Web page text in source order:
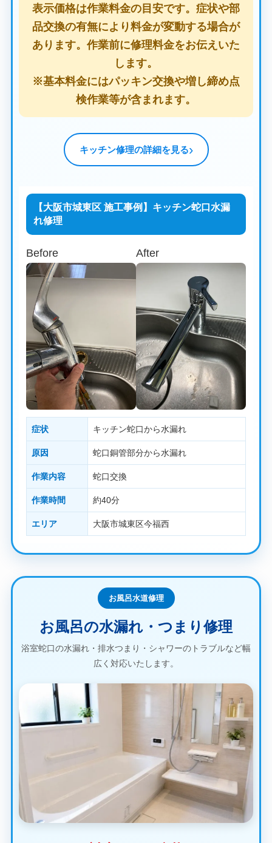
表示価格は作業料金の目安です。症状や部
品交換の有無により料金が変動する場合が
あります。作業前に修理料金をお伝えいた
します。
※基本料金にはパッキン交換や増し締め点
検作業等が含まれます。
キッチン修理の詳細を見る
【大阪市城東区 施工事例】キッチン蛇口水漏
れ修理
Before After
症状 キッチン蛇口から水漏れ
原因 蛇口銅管部分から水漏れ
作業内容 蛇口交換
作業時間 約40分
エリア 大阪市城東区今福西
お風呂水道修理
お風呂の水漏れ・つまり修理
浴室蛇口の水漏れ・排水つまり・シャワーのトラブルなど幅
広く対応いたします。